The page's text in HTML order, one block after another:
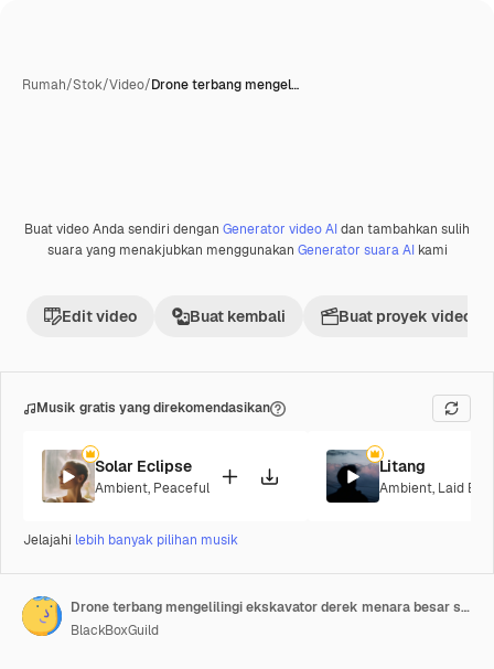
Rumah/Stok/Video/Drone terbang mengel…
Premium
Buat video Anda sendiri dengan Generator video AIdan tambahkan sulih
suara yang menakjubkan menggunakan Generator suara AIkami
Edit video Buat kembali Buat proyek video
Musik gratis yang direkomendasikan
Solar Eclipse
Ambient, Peaceful
Litang
Ambient, Laid
Jelajahi lebih banyak pilihan musik
Drone terbang mengelilingi ekskavator derek menara besar saat matahari terbenam dengan langit berwarna-warni. Pemandangan siluet jarak dekat jejak kondensasi di langit.
BlackBoxGuild